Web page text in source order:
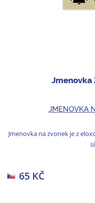
Jmenovka
JMENOVKA
Jmenovka na zvonek je z
65 KČ